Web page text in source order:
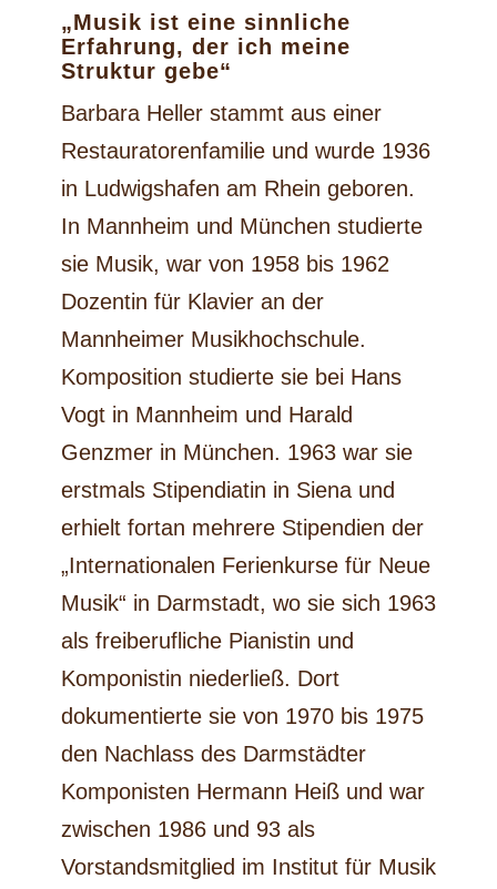
„Musik ist eine sinnliche
Erfahrung, der ich meine
Struktur gebe“
Barbara Heller stammt aus einer
Restauratorenfamilie und wurde 1936
in Ludwigshafen am Rhein geboren.
In Mannheim und München studierte
sie Musik, war von 1958 bis 1962
Dozentin für Klavier an der
Mannheimer Musikhochschule.
Komposition studierte sie bei Hans
Vogt in Mannheim und Harald
Genzmer in München. 1963 war sie
erstmals Stipendiatin in Siena und
erhielt fortan mehrere Stipendien der
„Internationalen Ferienkurse für Neue
Musik“ in Darmstadt, wo sie sich 1963
als freiberufliche Pianistin und
Komponistin niederließ. Dort
dokumentierte sie von 1970 bis 1975
den Nachlass des Darmstädter
Komponisten Hermann Heiß und war
zwischen 1986 und 93 als
Vorstandsmitglied im Institut für Musik